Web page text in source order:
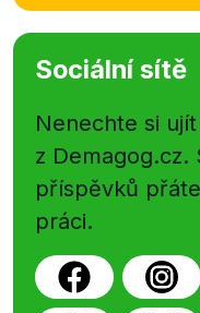
Sociální sítě
Nenechte si
z Demagog.cz.
příspěvků
práci.